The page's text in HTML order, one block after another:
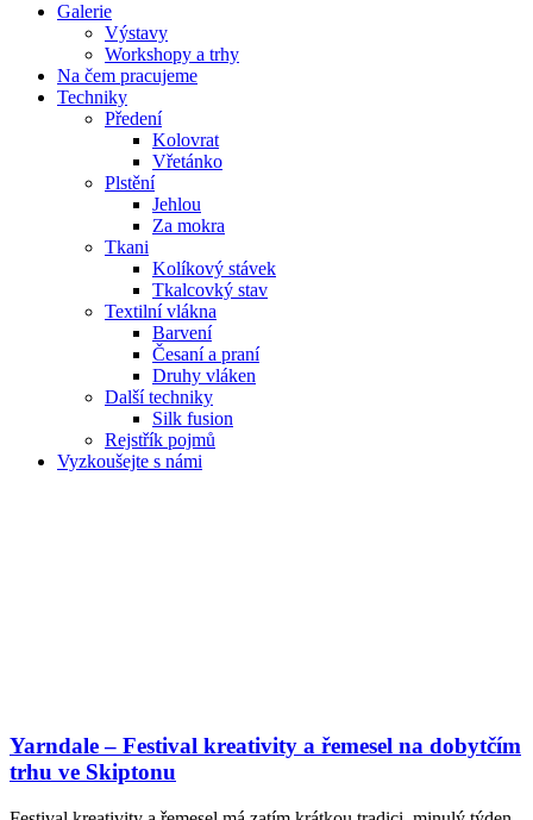
Galerie
Výstavy
Workshopy a trhy
Na čem pracujeme
Techniky
Předení
Kolovrat
Vřetánko
Plstění
Jehlou
Za mokra
Tkani
Kolíkový stávek
Tkalcovký stav
Textilní vlákna
Barvení
Česaní a praní
Druhy vláken
Další techniky
Silk fusion
Rejstřík pojmů
Vyzkoušejte s námi
Yarndale – Festival kreativity a řemesel na dobytčím
trhu ve Skiptonu